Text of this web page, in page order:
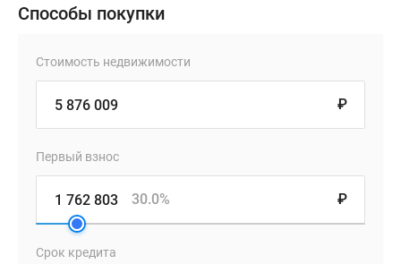
Способы покупки
Стоимость недвижимости
₽
Первый взнос
₽
30.0%
Срок кредита